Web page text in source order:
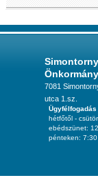
7081
utca 1.sz.
hétfőtől -
ebédszünet:
pénteken: